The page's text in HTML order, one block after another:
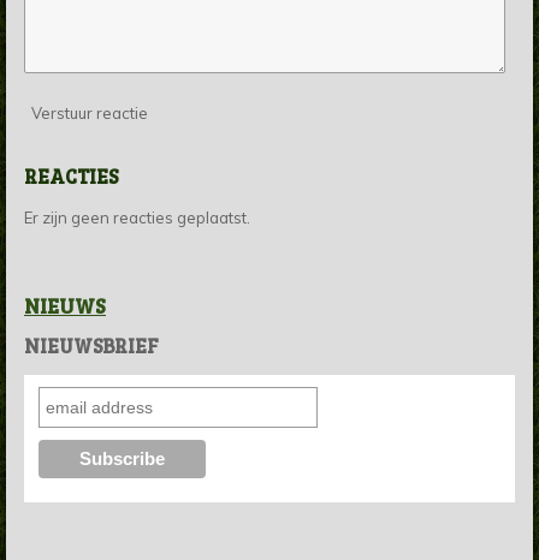
Verstuur reactie
REACTIES
Er zijn geen reacties geplaatst.
NIEUWS
NIEUWSBRIEF